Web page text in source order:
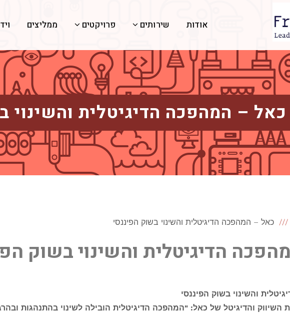
אודות שירותים פרויקטים ממליצים
כאל – המהפכה הדיגיטלית והשינוי
כאל – המהפכה הדיגיטלית והשינוי בשוק הפיננסי
הדיגיטלית והשינוי בשוק
והשינוי בשוק הפיננסי
השיווק והדיגיטל של כאל: "המהפכה הדיגיטלית הובילה לשינוי בהתנהגות